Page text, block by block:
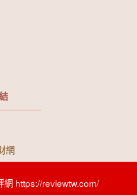
網
https://reviewtw.com/